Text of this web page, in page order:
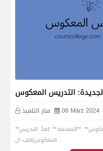
التدريس المعكوس
منار التلميذ 06 März 2024
**استراتيجية التدريس الجديدة: التدريس المعكوس** **المقدمة:** يُعدّ التدريس
المعكوس(قلب ال…